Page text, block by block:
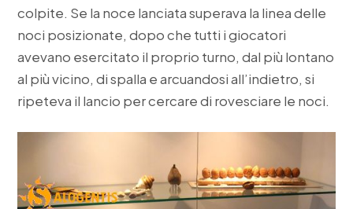
colpite. Se la noce lanciata superava la linea delle
noci posizionate, dopo che tutti i giocatori
avevano esercitato il proprio turno, dal più lontano
al più vicino, di spalla e arcuandosi all’indietro, si
ripeteva il lancio per cercare di rovesciare le noci.